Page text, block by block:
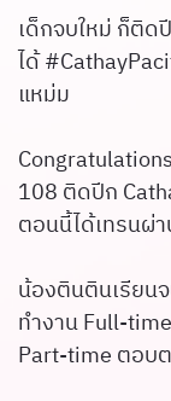
เด็กจบใหม่ ก็ติด
ได้
แหม่ม
108 ติดปีก
ตอนนี้ได้เทรนผ่า
น้องตินตินเรียน
ทำงาน Full-
Part-time ตอบ